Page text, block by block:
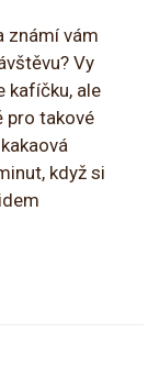
známí vám
Vy
kafíčku, ale
pro takové
když si